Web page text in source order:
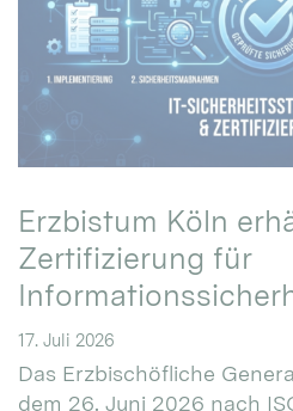
Erzbistum Köln
Zertifizierung für
17. Juli 2026
Das Erzbischöfliche
dem 26. Juni 2026 nach